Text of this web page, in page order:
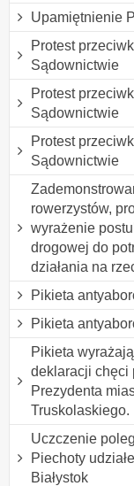
Upamiętnienie
Protest
Sądownictwie
Protest
Sądownictwie
Protest
Sądownictwie
rowerzystów,
wyrażenie
drogowej do
działania na
Pikieta
Pikieta
Pikieta
deklaracji chęci
Prezydenta
Truskolaskiego.
Uczczenie
Piechoty
Białystok